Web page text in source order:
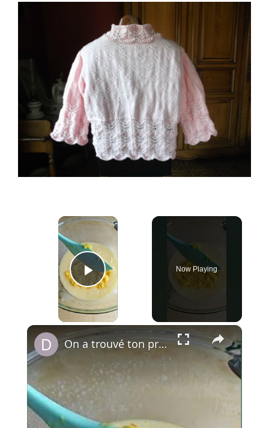
×
Play Video
Now Playing
×
On a trouvé ton prochain go to : le gâteau sicilien à la polenta, orange et amandes.